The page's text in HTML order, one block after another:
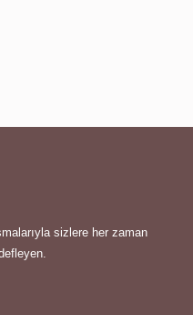
sizlere her zaman